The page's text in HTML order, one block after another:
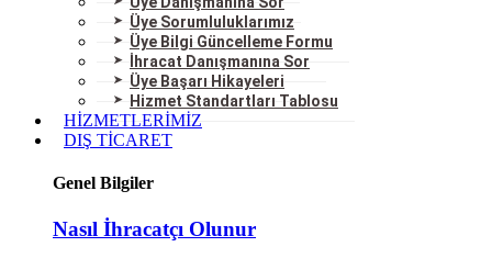
Üye Sorumluluklarımız
Üye Bilgi Güncelleme Formu
İhracat Danışmanına Sor
Üye Başarı Hikayeleri
Hizmet Standartları Tablosu
HİZMETLERİMİZ
DIŞ TİCARET
Genel Bilgiler
Nasıl İhracatçı Olunur